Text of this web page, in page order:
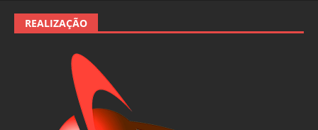
REALIZAÇÃO